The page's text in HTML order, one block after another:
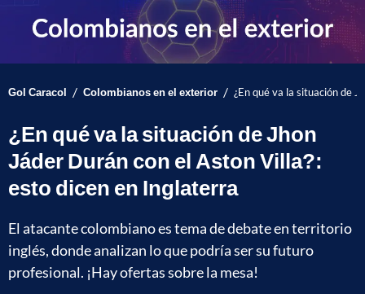
Gol Caracol / Colombianos en el exterior / ¿En qué va la situación de
¿En qué va la situación de Jhon
Jáder Durán con el Aston Villa?:
esto dicen en Inglaterra
El atacante colombiano es tema de debate en territorio
inglés, donde analizan lo que podría ser su futuro
profesional. ¡Hay ofertas sobre la mesa!